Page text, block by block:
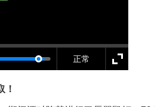
正常
！